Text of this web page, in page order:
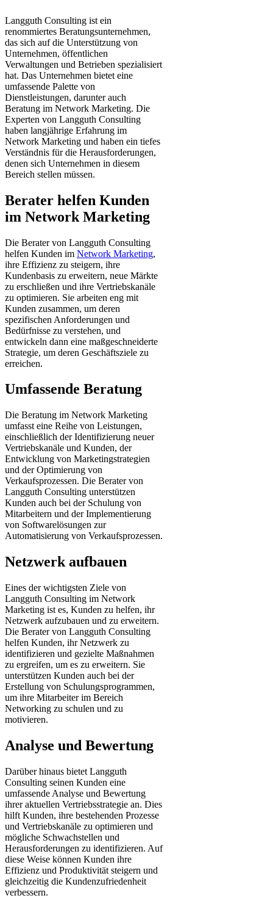
Langguth Consulting ist ein
renommiertes Beratungsunternehmen,
das sich auf die Unterstützung von
Unternehmen, öffentlichen
Verwaltungen und Betrieben spezialisiert
hat. Das Unternehmen bietet eine
umfassende Palette von
Dienstleistungen, darunter auch
Beratung im Network Marketing. Die
Experten von Langguth Consulting
haben langjährige Erfahrung im
Network Marketing und haben ein tiefes
Verständnis für die Herausforderungen,
denen sich Unternehmen in diesem
Bereich stellen müssen.
Berater helfen Kunden
im Network Marketing
Die Berater von Langguth Consulting
helfen Kunden im Network Marketing,
ihre Effizienz zu steigern, ihre
Kundenbasis zu erweitern, neue Märkte
zu erschließen und ihre Vertriebskanäle
zu optimieren. Sie arbeiten eng mit
Kunden zusammen, um deren
spezifischen Anforderungen und
Bedürfnisse zu verstehen, und
entwickeln dann eine maßgeschneiderte
Strategie, um deren Geschäftsziele zu
erreichen.
Umfassende Beratung
Die Beratung im Network Marketing
umfasst eine Reihe von Leistungen,
einschließlich der Identifizierung neuer
Vertriebskanäle und Kunden, der
Entwicklung von Marketingstrategien
und der Optimierung von
Verkaufsprozessen. Die Berater von
Langguth Consulting unterstützen
Kunden auch bei der Schulung von
Mitarbeitern und der Implementierung
von Softwarelösungen zur
Automatisierung von Verkaufsprozessen.
Netzwerk aufbauen
Eines der wichtigsten Ziele von
Langguth Consulting im Network
Marketing ist es, Kunden zu helfen, ihr
Netzwerk aufzubauen und zu erweitern.
Die Berater von Langguth Consulting
helfen Kunden, ihr Netzwerk zu
identifizieren und gezielte Maßnahmen
zu ergreifen, um es zu erweitern. Sie
unterstützen Kunden auch bei der
Erstellung von Schulungsprogrammen,
um ihre Mitarbeiter im Bereich
Networking zu schulen und zu
motivieren.
Analyse und Bewertung
Darüber hinaus bietet Langguth
Consulting seinen Kunden eine
umfassende Analyse und Bewertung
ihrer aktuellen Vertriebsstrategie an. Dies
hilft Kunden, ihre bestehenden Prozesse
und Vertriebskanäle zu optimieren und
mögliche Schwachstellen und
Herausforderungen zu identifizieren. Auf
diese Weise können Kunden ihre
Effizienz und Produktivität steigern und
gleichzeitig die Kundenzufriedenheit
verbessern.